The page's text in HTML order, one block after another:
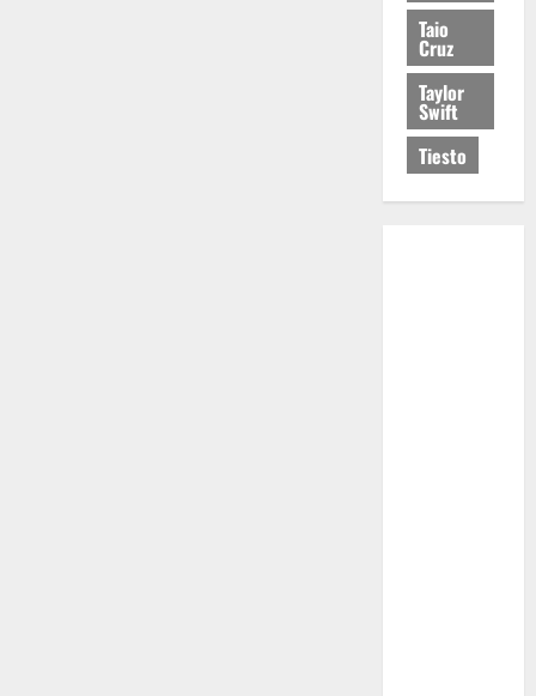
Taio
Cruz
Taylor
Swift
Tiesto